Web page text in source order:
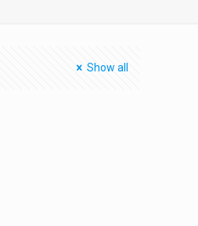
Show all